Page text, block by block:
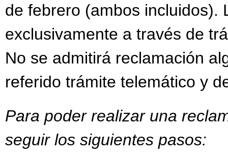
de febrero (ambos incluidos).
exclusivamente a través de
No se admitirá reclamación
referido trámite telemático y
Para poder realizar una
seguir los siguientes pasos: